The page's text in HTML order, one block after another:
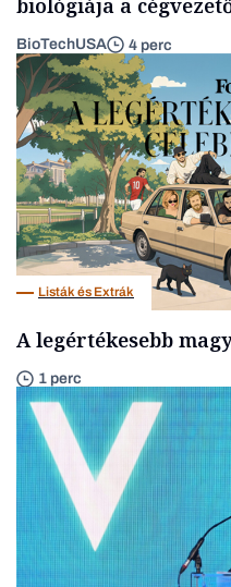
biológiája a
BioTechUSA 4 perc
Listák és Extrák
A legértékesebb
1 perc